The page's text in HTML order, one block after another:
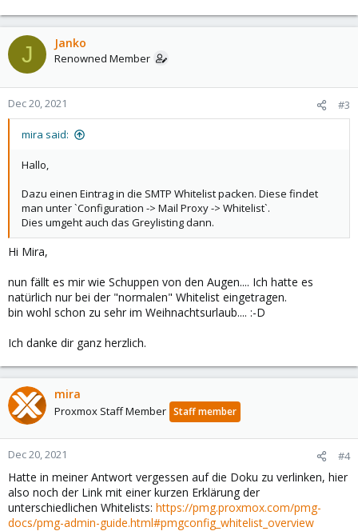
J Janko
Renowned Member
Dec 20, 2021 #3
mira said:
Hallo,
Dazu einen Eintrag in die SMTP Whitelist packen. Diese findet
man unter `Configuration -> Mail Proxy -> Whitelist`.
Dies umgeht auch das Greylisting dann.
Hi Mira,
nun fällt es mir wie Schuppen von den Augen.... Ich hatte es
natürlich nur bei der "normalen" Whitelist eingetragen.
bin wohl schon zu sehr im Weihnachtsurlaub.... :-D
Ich danke dir ganz herzlich.
mira
Proxmox Staff Member Staff member
Dec 20, 2021 #4
Hatte in meiner Antwort vergessen auf die Doku zu verlinken, hier
also noch der Link mit einer kurzen Erklärung der
unterschiedlichen Whitelists: https://pmg.proxmox.com/pmg-
docs/pmg-admin-guide.html#pmgconfig_whitelist_overview